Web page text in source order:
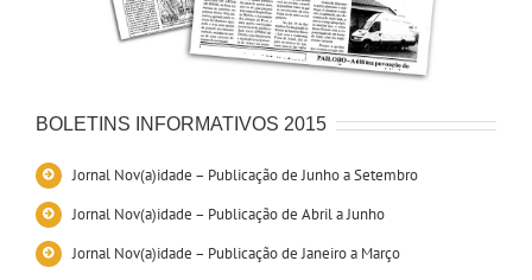
BOLETINS INFORMATIVOS 2015
Jornal Nov(a)idade – Publicação de Junho a Setembro
Jornal Nov(a)idade – Publicação de Abril a Junho
Jornal Nov(a)idade – Publicação de Janeiro a Março